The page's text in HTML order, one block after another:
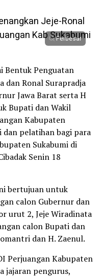
Perbesar
Bentuk Penguatan
dan Ronal Surapradja
Jawa Barat serta H
Bupati dan Wakil
Kabupaten
dan pelatihan bagi para
Sukabumi di
Senin 18
bertujuan untuk
calon Gubernur dan
urut 2, Jeje Wiradinata
calon Bupati dan
dan H. Zaenul.
Perjuangan Kabupaten
jajaran pengurus,